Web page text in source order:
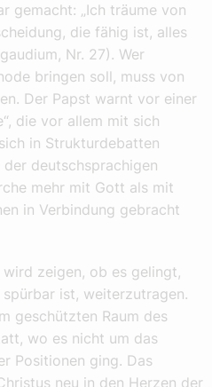
gemacht: „Ich träume von
die fähig ist, alles
Nr. 27). Wer
bringen soll, muss von
Der Papst warnt vor einer
die vor allem mit sich
in Strukturdebatten
deutschsprachigen
mehr mit Gott als mit
in Verbindung gebracht
zeigen, ob es gelingt,
spürbar ist, weiterzutragen.
geschützten Raum des
wo es nicht um das
Positionen ging. Das
neu in den Herzen der